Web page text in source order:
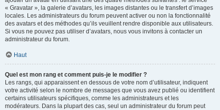
« Gravatar », la galerie d’avatars, les images distantes ou le transfert d’images
locales. Les administrateurs du forum peuvent activer ou non la fonctionnalité
des avatars et des méthodes qu’ils veuillent rendre disponible aux utilisateurs.
Si vous ne pouvez pas utiliser d’avatars, nous vous invitons à contacter un
administrateur du forum.
Haut
Quel est mon rang et comment puis-je le modifier ?
Les rangs, qui apparaissent en dessous de votre nom d’utilisateur, indiquent
votre activité selon le nombre de messages que vous avez publié ou identifient
certains utilisateurs spécifiques, comme les administrateurs et les
modérateurs. Dans la plupart des cas, seul un administrateur du forum peut